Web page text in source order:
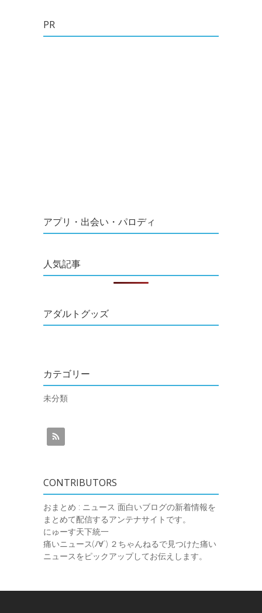
PR
アプリ・出会い・パロディ
人気記事
アダルトグッズ
カテゴリー
未分類
CONTRIBUTORS
おまとめ : ニュース 面白いブログの新着情報を
まとめて配信するアンテナサイトです。
にゅーす天下統一
痛いニュース(ﾉ∀`) ２ちゃんねるで見つけた痛い
ニュースをピックアップしてお伝えします。